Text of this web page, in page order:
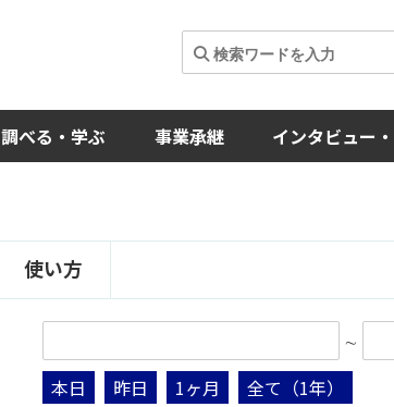
調べる・学ぶ 事業承継 インタビュー
使い方
∼
本日
昨日 1ヶ月 全て（1年）